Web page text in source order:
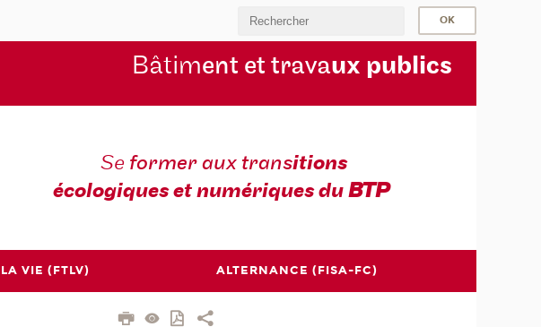
Bâtiment et travaux publics
Se former aux transitions
écologiques et numériques duBTP
VIE (FTLV) ALTERNANCE (FISA-FC)